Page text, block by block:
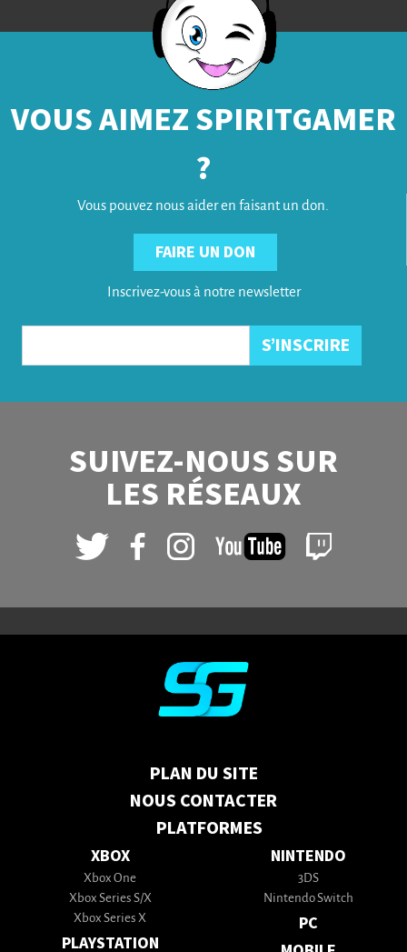
VOUS AIMEZ SPIRITGAMER
?
Vous pouvez nous aider en faisant un don.
FAIRE UN DON
Inscrivez-vous à notre newsletter
SUIVEZ-NOUS SUR
LES RÉSEAUX
PLAN DU SITE
NOUS CONTACTER
PLATFORMES
XBOX
Xbox One
Xbox Series S/X
Xbox Series X
PLAYSTATION
NINTENDO
3DS
Nintendo Switch
PC